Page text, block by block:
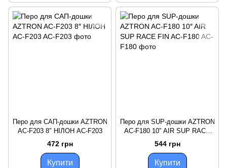
Перо для САП-дошки AZTRON
AC-F203 8″ НІЛОН AC-F203
472 грн
Купити
Перо для SUP-дошки AZTRON
AC-F180 10″ AIR SUP RACE
FIN AC-F180
544 грн
Купити